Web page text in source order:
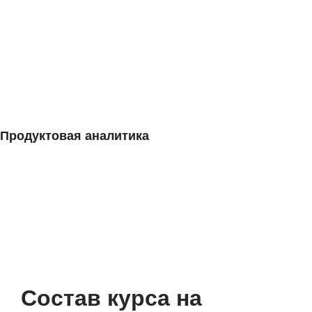
Состав курса на
Продуктовая аналитика